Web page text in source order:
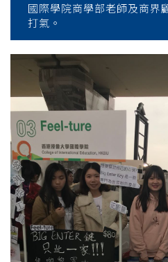
國際學院商學部老師及商界
打氣。